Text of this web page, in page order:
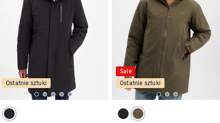
Ostatnie sztuki
Sale
Ostatnie sztuki